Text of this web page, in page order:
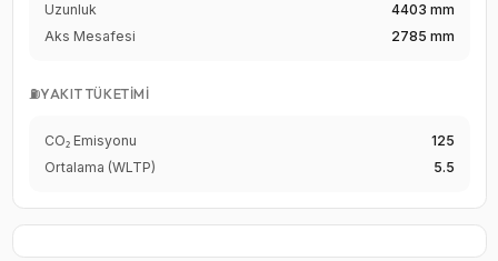
Uzunluk
4403 mm
Aks Mesafesi
2785 mm
⛽YAKIT TÜKETIMI
CO₂ Emisyonu
125
Ortalama (WLTP)
5.5